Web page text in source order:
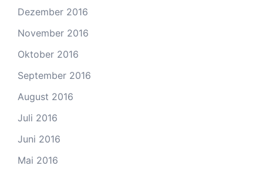
Dezember 2016
November 2016
Oktober 2016
September 2016
August 2016
Juli 2016
Juni 2016
Mai 2016